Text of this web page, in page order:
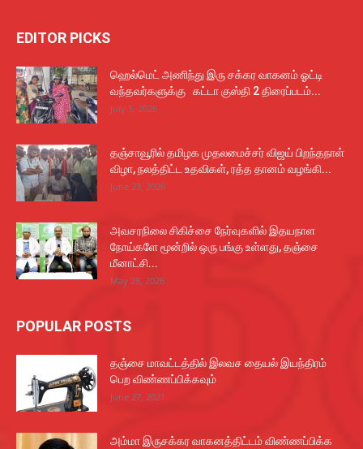
EDITOR PICKS
ஹெல்மெட் அணிந்து இரு சக்கர வாகனம் ஓட்டி
வந்தவர்களுக்கு கட்டா குஸ்தி 2 திரைப்படம்...
July 5, 2026
தஞ்சாவூரில் தமிழக முதலமைச்சர் விஜய் பிறந்தநாள்
விழா, நலத்திட்ட உதவிகள், ரத்த தானம் வழங்கி...
June 23, 2026
அவசரநிலை சிகிச்சை நேர்வுகளில் இதயநாள
நோய்களே மூன்றில் ஒரு பங்கு உள்ளது, தஞ்சை
மீனாட்சி...
May 28, 2026
POPULAR POSTS
தஞ்சை மாவட்டத்தில் இலவச தையல் இயந்திரம்
பெற விண்ணப்பிக்கவும்
June 27, 2021
அம்மா இருசக்கர வாகனத்திட்டம் விண்ணப்பிக்க